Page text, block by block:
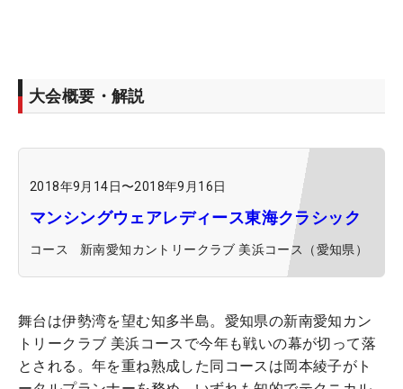
大会概要・解説
2018年9月14日〜2018年9月16日
マンシングウェアレディース東海クラシック
コース 新南愛知カントリークラブ 美浜コース（愛知県）
舞台は伊勢湾を望む知多半島。愛知県の新南愛知カン
トリークラブ 美浜コースで今年も戦いの幕が切って落
とされる。年を重ね熟成した同コースは岡本綾子がト